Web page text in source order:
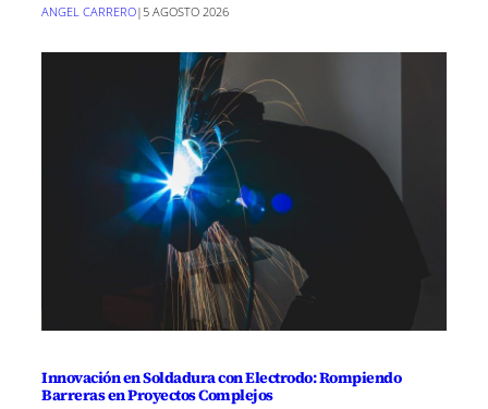
ANGEL CARRERO|5 AGOSTO 2026
Innovación en Soldadura con Electrodo: Rompiendo
Barreras en Proyectos Complejos